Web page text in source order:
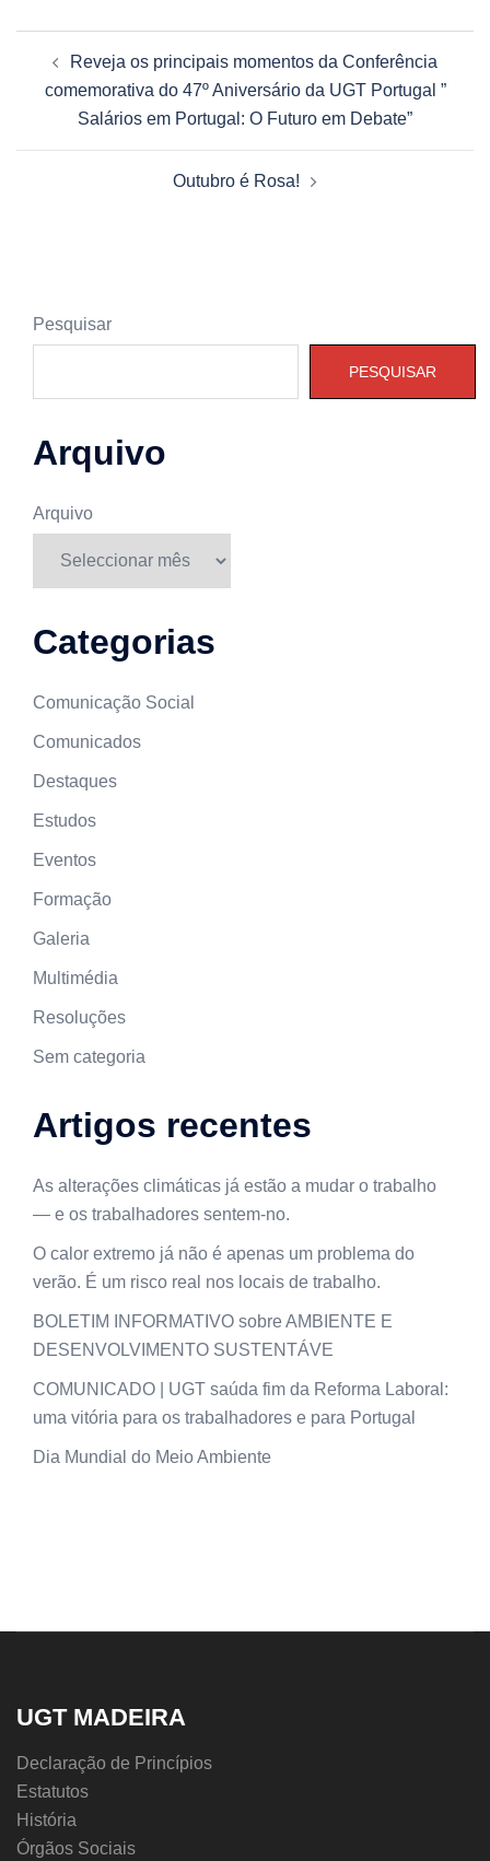
artigos
Reveja os principais momentos da Conferência
comemorativa do 47º Aniversário da UGT Portugal ”
Salários em Portugal: O Futuro em Debate”
Outubro é Rosa!
Pesquisar
PESQUISAR
Arquivo
Arquivo
Categorias
Comunicação Social
Comunicados
Destaques
Estudos
Eventos
Formação
Galeria
Multimédia
Resoluções
Sem categoria
Artigos recentes
As alterações climáticas já estão a mudar o trabalho
— e os trabalhadores sentem-no.
O calor extremo já não é apenas um problema do
verão. É um risco real nos locais de trabalho.
BOLETIM INFORMATIVO sobre AMBIENTE E
DESENVOLVIMENTO SUSTENTÁVE
COMUNICADO | UGT saúda fim da Reforma Laboral:
uma vitória para os trabalhadores e para Portugal
Dia Mundial do Meio Ambiente
UGT MADEIRA
Declaração de Princípios
Estatutos
História
Órgãos Sociais